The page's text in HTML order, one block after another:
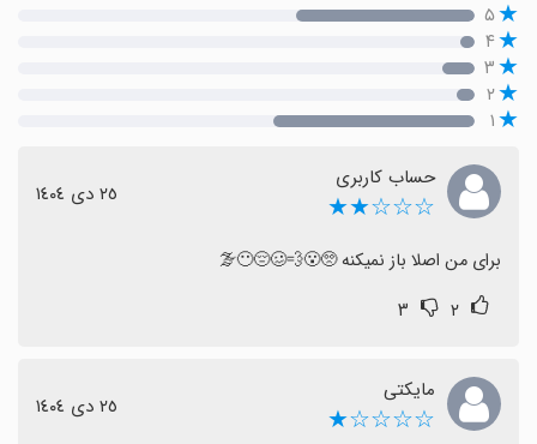
۵
۴
۳
۲
۱
حساب کاربری
☆☆☆★★ ٢٥ دی ١٤٠٤
برای من اصلا باز نمیکنه 🥺😮‍💨🥴😔😶‍🌫️
۲ ۳
مایکتی
☆☆☆☆★ ٢٥ دی ١٤٠٤